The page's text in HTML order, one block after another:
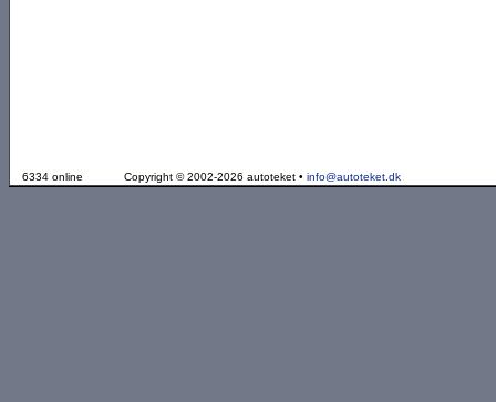
6334 online Copyright © 2002-2026 autoteket • info@autoteket.dk